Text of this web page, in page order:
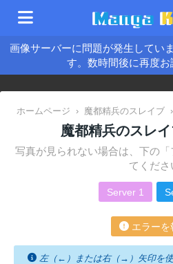
画像サーバーに問題が発生してい
す。数時間後に再度お
ホームページ › 魔都精兵のスレイブ ›
魔都精兵のスレ
写真が見られない場合は、下の
てくださ
Server 1
エラーを
左（←）または右（→）矢印を